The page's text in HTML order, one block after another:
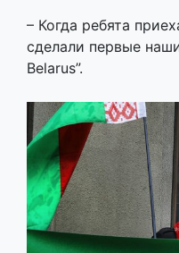
– Когда ребята
сделали первые
Belarus”.​